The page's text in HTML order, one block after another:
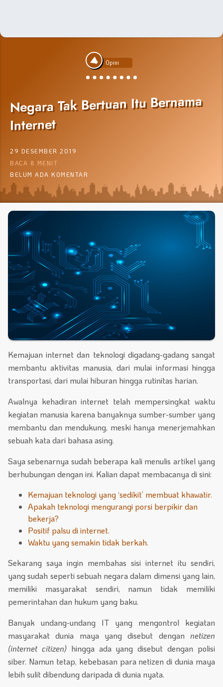
Opini
Negara Tak Bertuan Itu Bernama
Internet
29 DESEMBER 2019
BACA 8 MENIT
BELUM ADA KOMENTAR
Kemajuan internet dan teknologi digadang-gadang sangat
membantu aktivitas manusia, dari mulai informasi hingga
transportasi, dari mulai hiburan hingga rutinitas harian.
Awalnya kehadiran internet telah mempersingkat waktu
kegiatan manusia karena banyaknya sumber-sumber yang
membantu dan mendukung, meski hanya menerjemahkan
sebuah kata dari bahasa asing.
Saya sebenarnya sudah beberapa kali menulis artikel yang
berhubungan dengan ini. Kalian dapat membacanya di sini:
Kemajuan teknologi yang ‘sedikit’ membuat khawatir.
Apakah teknologi mengurangi porsi berpikir dan
bekerja?
Positif palsu di internet.
Waktu yang semakin tidak berkah.
Sekarang saya ingin membahas sisi internet itu sendiri,
yang sudah seperti sebuah negara dalam dimensi yang lain,
memiliki masyarakat sendiri, namun tidak memiliki
pemerintahan dan hukum yang baku.
Banyak undang-undang IT yang mengontrol kegiatan
masyarakat dunia maya yang disebut dengan netizen
(internet citizen)hingga ada yang disebut dengan polisi
siber. Namun tetap, kebebasan para netizen di dunia maya
lebih sulit dibendung daripada di dunia nyata.